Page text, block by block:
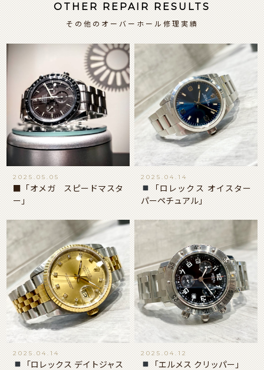
OTHER REPAIR RESULTS
その他のオーバーホール修理実績
2025.05.05
■「オメガ スピードマスタ
ー」
2025.04.14
「ロレックス オイスター
パーペチュアル」
2025.04.14
「ロレックス デイトジャス
2025.04.12
「エルメス クリッパー」